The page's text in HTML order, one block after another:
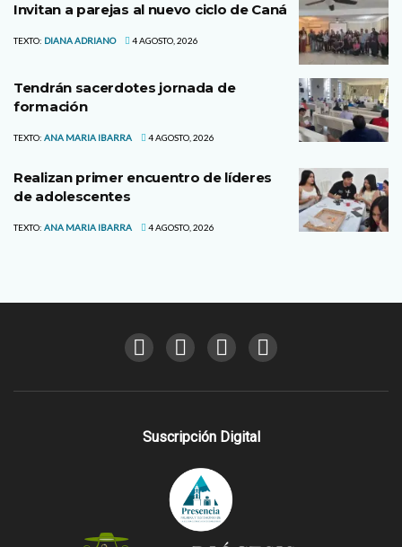
Invitan a parejas al nuevo ciclo de Caná
TEXTO: DIANA ADRIANO 4 AGOSTO, 2026
Tendrán sacerdotes jornada de
formación
TEXTO: ANA MARIA IBARRA 4 AGOSTO, 2026
Realizan primer encuentro de líderes
de adolescentes
TEXTO: ANA MARIA IBARRA 4 AGOSTO, 2026
Suscripción Digital